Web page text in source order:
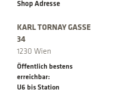
Shop Adresse
KARL TORNAY GASSE
34
1230 Wien
Öffentlich bestens
erreichbar:
U6 bis Station